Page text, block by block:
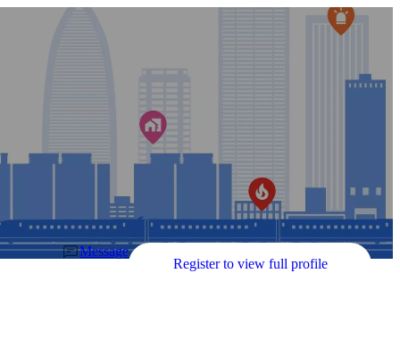
Message
Register to view full profile